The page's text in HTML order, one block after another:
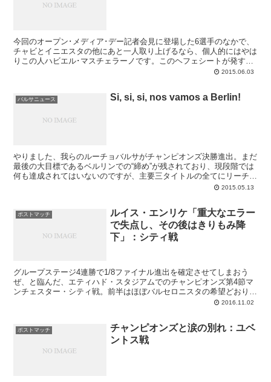
今回のオープン･メディア･デー記者会見に登場した6選手のなかで、
チャビとイニエスタの他にあと一人取り上げるなら、個人的にはやは
りこの人ハビエル･マスチェラーノです。このヘフェシートが発する
言葉は信頼感に満ち、毎回勉強になりました！という気持ちになる。
2015.06.03
バルサニュース Si, si, si, nos vamos a Berlin!
やりました、我らのルーチョバルサがチャンピオンズ決勝進出。まだ
最後の大目標であるベルリンでの“締め”が残されており、現段階では
何も達成されてはいないのですが、主要三タイトルの全てにリーチを
かけたこの状況は文句なしにすばらしいです。これからはほぼ週末ご
2015.05.13
ポストマッチ
ルイス・エンリケ「重大なエラー
で失点し、その後はきりもみ降
下」：シティ戦
グループステージ4連勝で1/8ファイナル進出を確定させてしまおう
ぜ、と臨んだ、エティハド・スタジアムでのチャンピオンズ第4節マ
ンチェスター・シティ戦。前半はほぼバルセロニスタの希望どおりに
進み、必殺カウンターによってレオ・メッシがネットを揺らした時
と、後半は良いところなくペップシティに逆転負け。負けたこと自体
は仕方ないにせよ、エラーが繰り返されたことが気にかかる試合でし
2016.11.02
ポストマッチ
チャンピオンズと涙の別れ：ユベ
ントス戦